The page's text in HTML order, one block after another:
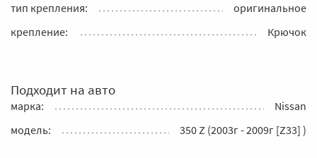
тип крепления:
оригинальное
крепление:
Крючок
Подходит на авто
марка:
Nissan
модель:
350 Z (2003г - 2009г [Z33] )